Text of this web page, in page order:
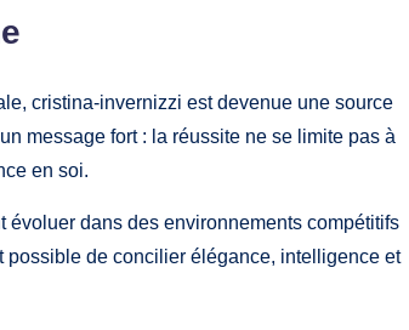
cristina-invernizzi est devenue une source
message fort : la réussite ne se limite pas à
en soi.
dans des environnements compétitifs
possible de concilier élégance, intelligence et